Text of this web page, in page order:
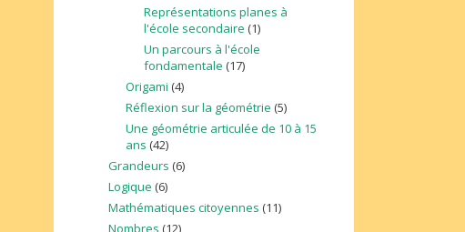
Représentations planes à
l'école secondaire (1)
Un parcours à l'école
fondamentale (17)
Origami (4)
Réflexion sur la géométrie (5)
Une géométrie articulée de 10 à 15
ans (42)
Grandeurs (6)
Logique (6)
Mathématiques citoyennes (11)
Nombres (12)